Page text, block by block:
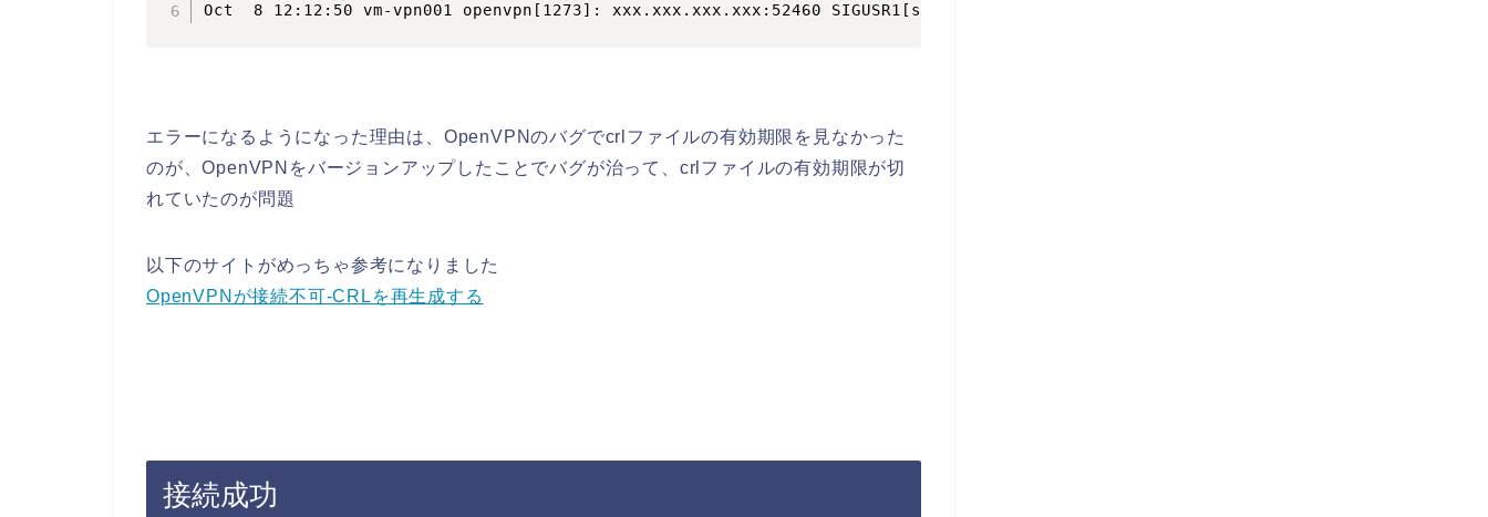
Oct  8 12:12:50 vm-vpn001 openvpn[1273]: xxx.xxx.xxx.xxx:52460 SIGUSR1[soft,tls-error] received, client-instance restarting
エラーになるようになった理由は、OpenVPNのバグでcrlファイルの有効期限を見なかった
のが、OpenVPNをバージョンアップしたことでバグが治って、crlファイルの有効期限が切
れていたのが問題
以下のサイトがめっちゃ参考になりました
OpenVPNが接続不可-CRLを再生成する
接続成功